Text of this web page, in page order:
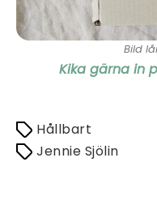
Bild
Kika gärna in
Hållbart
Jennie Sjölin